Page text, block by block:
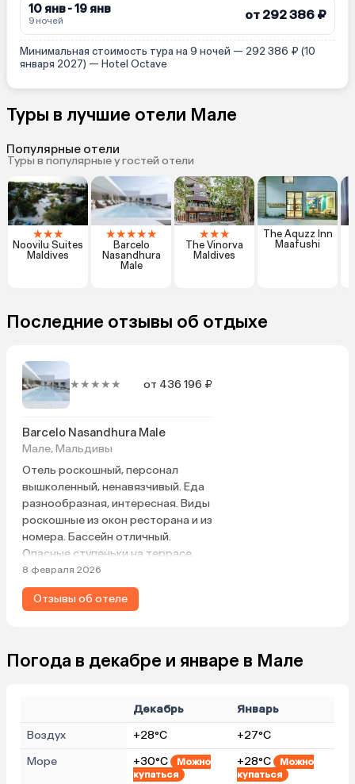
10 янв - 19 янв
9 ночей от 292 386 ₽
Минимальная стоимость тура на 9 ночей — 292 386 ₽ (10
января 2027) — Hotel Octave
Туры в лучшие отели Мале
Популярные отели
Туры в популярные у гостей отели
★★★
Noovilu Suites
Maldives
★★★★★
Barcelo
Nasandhura
Male
★★★
The Vinorva
Maldives
The Aquzz Inn
Maafushi
Последние отзывы об отдыхе
★★★★★ от 436 196 ₽
Barcelo Nasandhura Male
Мале, Мальдивы
Отель роскошный, персонал
вышколенный, ненавязчивый. Еда
разнообразная, интересная. Виды
роскошные из окон ресторана и из
номера. Бассейн отличный.
Опасные ступеньки на террасе,
поскользнуться с утра после
дождя спросонья очень легко,
что и произошло. Пишу, чтоб
наклейку, осторожно, скользко
после дождя. Ну, территории
8 февраля 2026
Отзывы об отеле
Погода в декабре и январе в Мале
Декабрь
Январь
Воздух
+28°C
+27°C
Море
+30°C
Можно
купаться
+28°C
Можно
купаться